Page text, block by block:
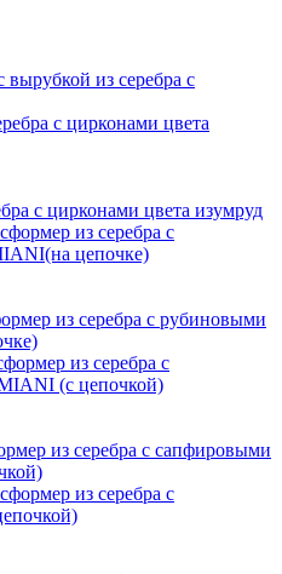
из серебра с
с цирконами цвета изумруд
из серебра с рубиновыми
из серебра с сапфировыми